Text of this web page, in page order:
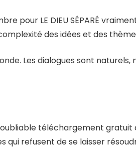
pour LE DIEU SÉPARÉ
des idées et des
Les dialogues sont naturels,
téléchargement gratuit
qui refusent de se laisser